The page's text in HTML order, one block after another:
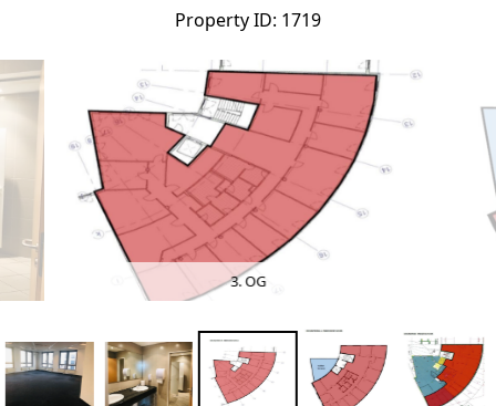
Property ID: 1719
3. OG